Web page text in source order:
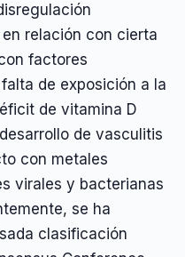
relación con cierta
factores
de exposición a la
de vitamina D
de vasculitis
con metales
virales y bacterianas
se ha
clasificación